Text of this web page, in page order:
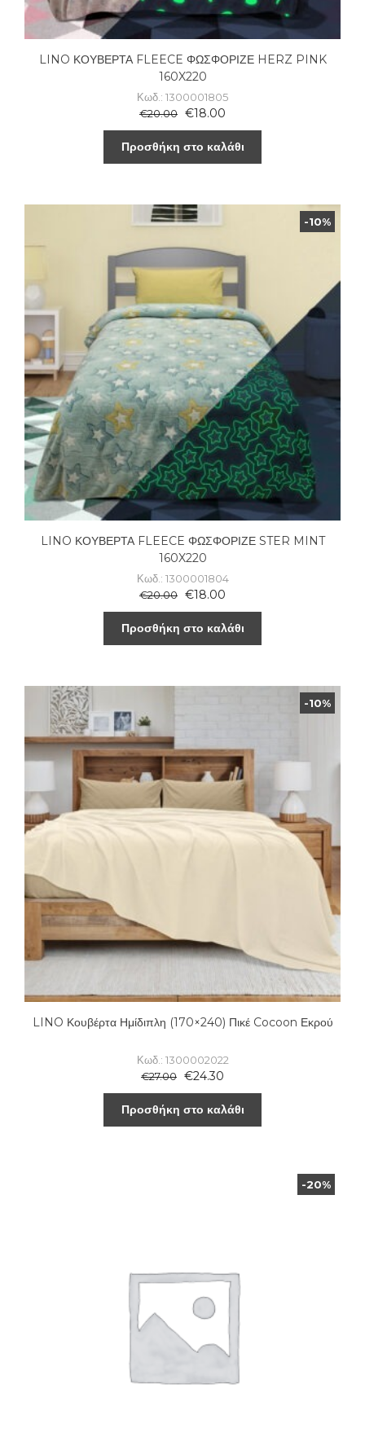
LINO ΚΟΥΒΕΡΤΑ FLEECE ΦΩΣΦΟΡΙΖΕ HERZ PINK
160X220
Κωδ.: 1300001805
€20.00 €18.00
Προσθήκη στο καλάθι
-10%
LINO ΚΟΥΒΕΡΤΑ FLEECE ΦΩΣΦΟΡΙΖΕ STER MINT
160X220
Κωδ.: 1300001804
€20.00 €18.00
Προσθήκη στο καλάθι
-10%
LINO Κουβέρτα Ημίδιπλη (170×240) Πικέ Cocoon Εκρού
Κωδ.: 1300002022
€27.00 €24.30
Προσθήκη στο καλάθι
-20%